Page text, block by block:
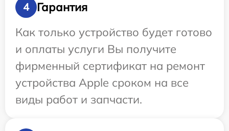
4
Гарантия
Как только устройство будет готово
и оплаты услуги Вы получите
фирменный сертификат на ремонт
устройства Apple сроком на все
виды работ и запчасти.